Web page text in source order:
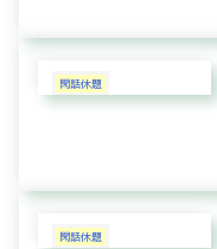
閑話休題
閑話休題